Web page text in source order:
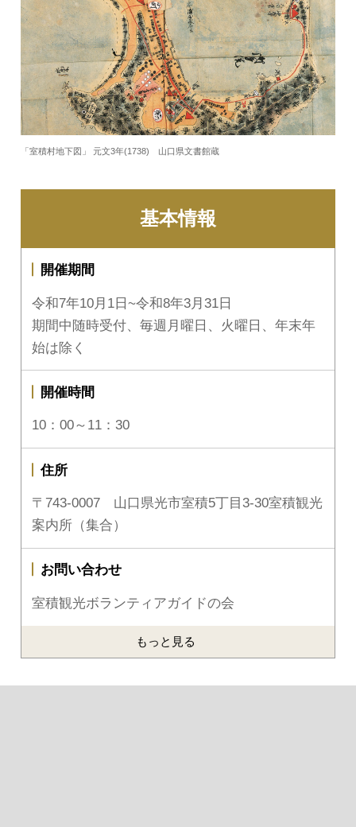
「室積村地下図」 元文3年(1738) 山口県文書館蔵
基本情報
開催期間
令和7年10月1日~令和8年3月31日
期間中随時受付、毎週月曜日、火曜日、年末年
始は除く
開催時間
10：00～11：30
住所
〒743-0007 山口県光市室積5丁目3-30室積観光
案内所（集合）
お問い合わせ
室積観光ボランティアガイドの会
もっと見る